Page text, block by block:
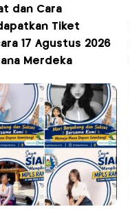
dan Cara
Tiket
17 Agustus 2026
Merdeka